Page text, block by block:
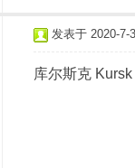
发表于 2020-7-
库尔斯克